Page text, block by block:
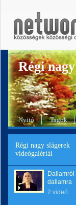
Régi
Nyitó Tagok
Régi nagy slágerek
videógalériái
Dallamról
dallamra
2 videó